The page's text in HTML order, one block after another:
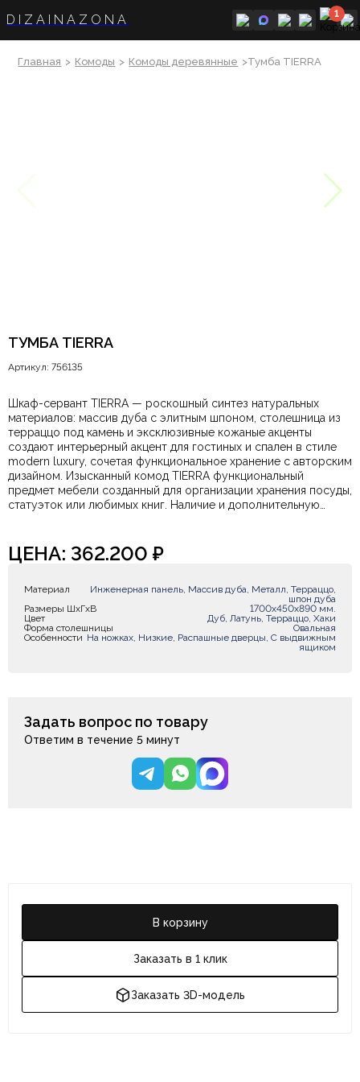
DIZAINAZONA 1
Главная > Комоды > Комоды деревянные >Тумба TIERRA
ТУМБА TIERRA
Артикул: 756135
В корзину
Заказать в 1 клик
Заказать 3D-модель
Шкаф-сервант TIERRA — роскошный синтез натуральных
материалов: массив дуба с элитным шпоном, столешница из
терраццо под камень и эксклюзивные кожаные акценты
создают интерьерный акцент для гостиных и спален в стиле
modern luxury, сочетая функциональное хранение с авторским
дизайном. Изысканный комод TIERRA функциональный
предмет мебели созданный для организации хранения посуды,
статуэток или любимых книг. Наличие и дополнительную
ЦЕНА: 362.200 ₽
Материал
Инженерная панель, Массив дуба, Металл, Терраццо,
шпон дуба
Размеры ШxГxВ
1700х450х890 мм.
Цвет
Дуб, Латунь, Терраццо, Хаки
Форма столешницы
Овальная
Особенности На ножках, Низкие, Распашные дверцы, С выдвижным
ящиком
Задать вопрос по товару
Ответим в течение 5 минут